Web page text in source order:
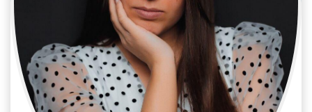
Eva Ribelles
Cine / Reparto
Actriz